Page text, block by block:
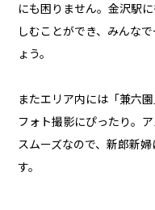
にも困りません。金沢駅
しむことができ、みんな
ょう。
またエリア内には「兼六
フォト撮影にぴったり。
スムーズなので、新郎新
す。